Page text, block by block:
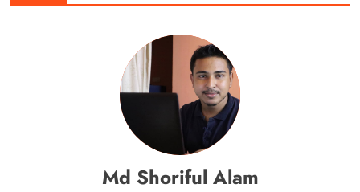
Md Shoriful Alam